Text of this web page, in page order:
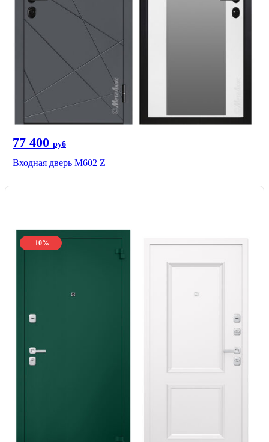
77 400 руб
Входная дверь М602 Z
-10%